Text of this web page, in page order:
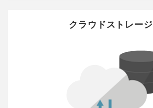
クラウドストレージ